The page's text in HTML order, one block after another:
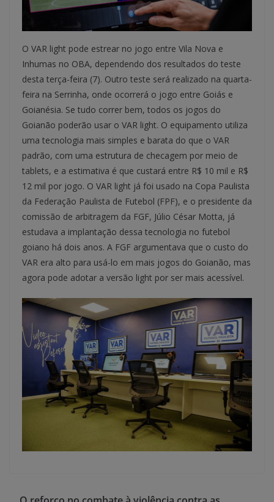
O VAR light pode estrear no jogo entre Vila Nova e
Inhumas no OBA, dependendo dos resultados do teste
desta terça-feira (7). Outro teste será realizado na quarta-
feira na Serrinha, onde ocorrerá o jogo entre Goiás e
Goianésia. Se tudo correr bem, todos os jogos do
Goianão poderão usar o VAR light. O equipamento utiliza
uma tecnologia mais simples e barata do que o VAR
padrão, com uma estrutura de checagem por meio de
tablets, e a estimativa é que custará entre R$ 10 mil e R$
12 mil por jogo. O VAR light já foi usado na Copa Paulista
da Federação Paulista de Futebol (FPF), e o presidente da
comissão de arbitragem da FGF, Júlio César Motta, já
estudava a implantação dessa tecnologia no futebol
goiano há dois anos. A FGF argumentava que o custo do
VAR era alto para usá-lo em mais jogos do Goianão, mas
agora pode adotar a versão light por ser mais acessível.